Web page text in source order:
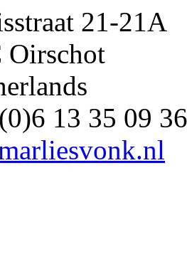
21-21A
Oirschot
13 35 09 36